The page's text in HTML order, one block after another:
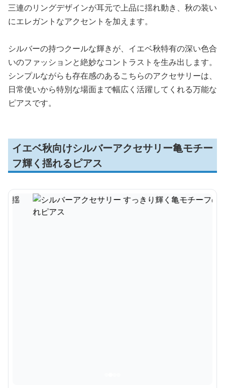
三連のリングデザインが耳元で上品に揺れ動き、秋の装い
にエレガントなアクセントを加えます。
シルバーの持つクールな輝きが、イエベ秋特有の深い色合
いのファッションと絶妙なコントラストを生み出します。
シンプルながらも存在感のあるこちらのアクセサリーは、
日常使いから特別な場面まで幅広く活躍してくれる万能な
ピアスです。
イエベ秋向けシルバーアクセサリー亀モチー
フ輝く揺れるピアス